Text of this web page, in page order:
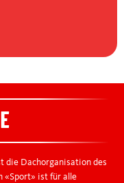
die Dachorganisation des
«Sport» ist für alle